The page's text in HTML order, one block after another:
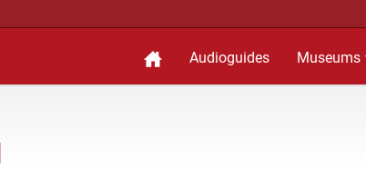
Audioguides Museums